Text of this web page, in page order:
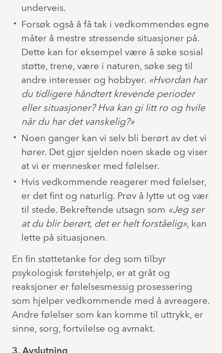
underveis.
Forsøk også å få tak i vedkommendes egne
måter å mestre stressende situasjoner på.
Dette kan for eksempel være å søke sosial
støtte, trene, være i naturen, søke seg til
andre interesser og hobbyer. «Hvordan har
du tidligere håndtert krevende perioder
eller situasjoner? Hva kan gi litt ro og hvile
når du har det vanskelig?»
Noen ganger kan vi selv bli berørt av det vi
hører. Det gjør sjelden noen skade og viser
at vi er mennesker med følelser.
Hvis vedkommende reagerer med følelser,
er det fint og naturlig. Prøv å lytte ut og vær
til stede. Bekreftende utsagn som «Jeg ser
at du blir berørt, det er helt forståelig», kan
lette på situasjonen.
En fin støttetanke for deg som tilbyr
psykologisk førstehjelp, er at gråt og
reaksjoner er følelsesmessig prosessering
som hjelper vedkommende med å avreagere.
Andre følelser som kan komme til uttrykk, er
sinne, sorg, fortvilelse og avmakt.